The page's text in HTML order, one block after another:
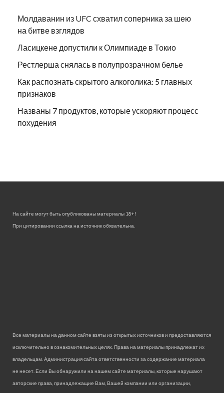
Молдаванин из UFC схватил соперника за шею
на битве взглядов
Ласицкене допустили к Олимпиаде в Токио
Рестлерша снялась в полупрозрачном белье
Как распознать скрытого алкоголика: 5 главных
признаков
Названы 7 продуктов, которые ускоряют процесс
похудения
На сайте могут быть опубликованы материалы 18+!
При цитировании ссылка на источник обязательна.
Все материалы на данном сайте взяты из открытых источников и предоставляются
исключительно в ознакомительных целях. Права на материалы принадлежат их
владельцам. Администрация сайта ответственности за содержание материала
не несет. Если Вы обнаружили на нашем сайте материалы, которые нарушают
авторские права, принадлежащие Вам, Вашей компании или организации,